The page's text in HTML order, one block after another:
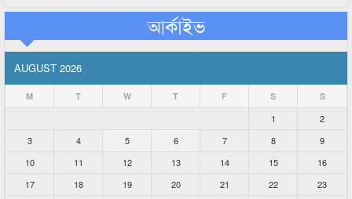
আর্কাইভ
AUGUST 2026
M T W T F S S
1
2
3
4 5 6 7 8
9
10
11 12 13 14 15
16
17
18 19 20 21 22
23